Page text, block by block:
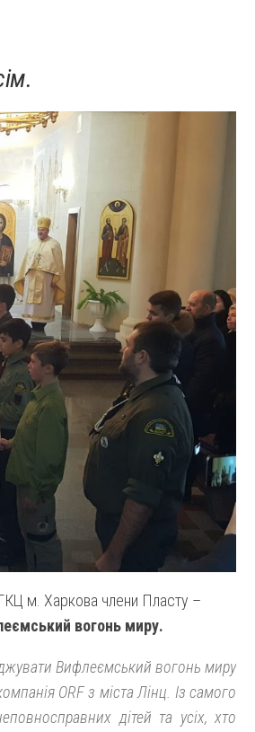
м. Харкова члени Пласту –
вогонь миру.
Вифлеємський вогонь миру
ORF з міста Лінц. Із самого
дітей та усіх, хто